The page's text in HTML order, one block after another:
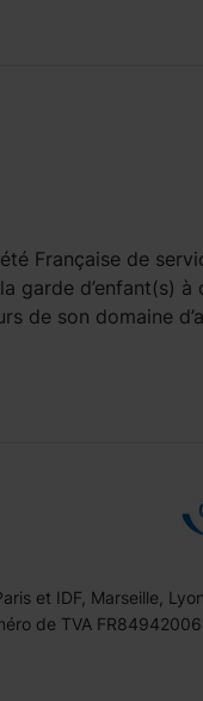
Française de
garde d’enfant(s) à
de son domaine
et IDF, Marseille,
de TVA